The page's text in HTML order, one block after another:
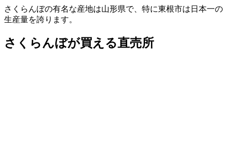
さくらんぼの有名な産地は山形県で、特に東根市は日本一の
生産量を誇ります。
さくらんぼが買える直売所